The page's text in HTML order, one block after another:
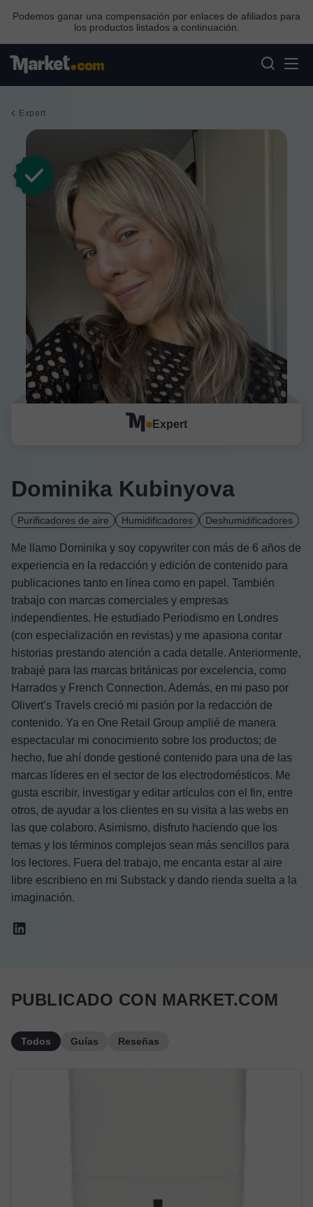
Podemos ganar una compensación por enlaces de afiliados para
los productos listados a continuación.
Expert
Dominika Kubinyova
Purificadores de aire Humidificadores Deshumidificadores
Me llamo Dominika y soy copywriter con más de 6 años de
experiencia en la redacción y edición de contenido para
publicaciones tanto en línea como en papel. También
trabajo con marcas comerciales y empresas
independientes. He estudiado Periodismo en Londres
(con especialización en revistas) y me apasiona contar
historias prestando atención a cada detalle. Anteriormente,
trabajé para las marcas británicas por excelencia, como
Harrados y French Connection. Además, en mi paso por
Olivert’s Travels creció mi pasión por la redacción de
contenido. Ya en One Retail Group amplié de manera
espectacular mi conocimiento sobre los productos; de
hecho, fue ahí donde gestioné contenido para una de las
marcas líderes en el sector de los electrodomésticos. Me
gusta escribir, investigar y editar artículos con el fin, entre
otros, de ayudar a los clientes en su visita a las webs en
las que colaboro. Asimismo, disfruto haciendo que los
temas y los términos complejos sean más sencillos para
los lectores. Fuera del trabajo, me encanta estar al aire
libre escribieno en mi Substack y dando rienda suelta a la
imaginación.
Expert
PUBLICADO CON MARKET.COM
Todos Guías Reseñas